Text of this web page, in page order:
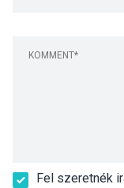
Fel szeretnék